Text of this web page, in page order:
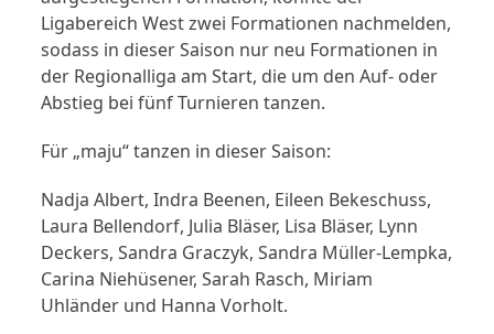
Ligabereich West zwei Formationen nachmelden,
sodass in dieser Saison nur neu Formationen in
der Regionalliga am Start, die um den Auf- oder
Abstieg bei fünf Turnieren tanzen.
Für „maju“ tanzen in dieser Saison:
Nadja Albert, Indra Beenen, Eileen Bekeschuss,
Laura Bellendorf, Julia Bläser, Lisa Bläser, Lynn
Deckers, Sandra Graczyk, Sandra Müller-Lempka,
Carina Niehüsener, Sarah Rasch, Miriam
Uhländer und Hanna Vorholt.